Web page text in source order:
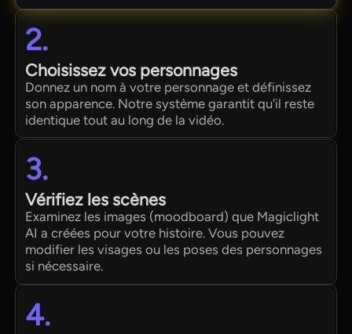
2.
Choisissez vos personnages
Donnez un nom à votre personnage et définissez
son apparence. Notre système garantit qu'il reste
identique tout au long de la vidéo.
3.
Vérifiez les scènes
Examinez les images (moodboard) que Magiclight
AI a créées pour votre histoire. Vous pouvez
modifier les visages ou les poses des personnages
si nécessaire.
4.